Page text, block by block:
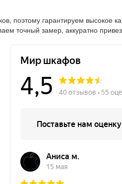
гарантируем высокое
точный замер, аккуратно